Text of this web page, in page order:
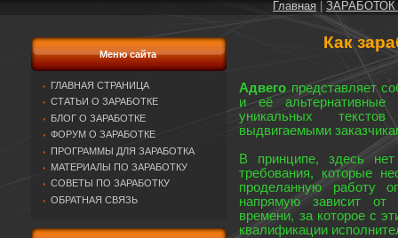
Главная ЗАРАБОТОК
Меню сайта
ГЛАВНАЯ СТРАНИЦА
СТАТЬИ О ЗАРАБОТКЕ
БЛОГ О ЗАРАБОТКЕ
ФОРУМ О ЗАРАБОТКЕ
ПРОГРАММЫ ДЛЯ ЗАРАБОТКА
МАТЕРИАЛЫ ПО ЗАРАБОТКУ
СОВЕТЫ ПО ЗАРАБОТКУ
ОБРАТНАЯ СВЯЗЬ
Как
Адвегопредставляет
и её альтернативные
уникальных
выдвигаемыми
В принципе, здесь
требования, которые
проделанную работу
напрямую зависит от
времени, за которое с
квалификации